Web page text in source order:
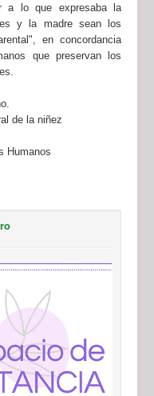
a lo que expresaba la
y la madre sean los
en concordancia
que preservan los
de la niñez
Humanos